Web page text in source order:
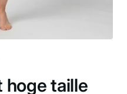
hoge taille